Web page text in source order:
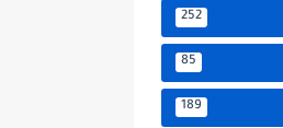
252
85
189